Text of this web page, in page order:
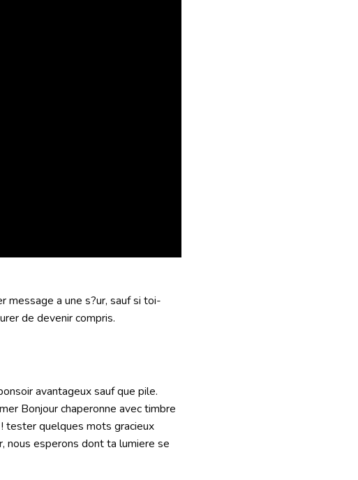
message a une s?ur, sauf si toi-
de devenir compris.
avantageux sauf que pile.
Bonjour chaperonne avec timbre
tester quelques mots gracieux
nous esperons dont ta lumiere se